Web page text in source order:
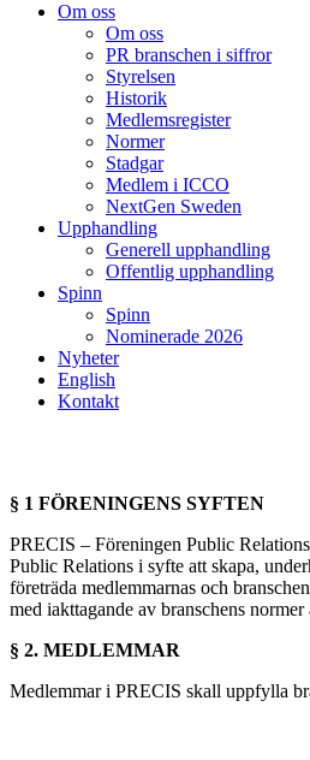
Om oss
Om oss
PR branschen i siffror
Styrelsen
Historik
Medlemsregister
Normer
Stadgar
Medlem i ICCO
NextGen Sweden
Upphandling
Generell upphandling
Offentlig upphandling
Spinn
Spinn
Nominerade 2026
Nyheter
English
Kontakt
§ 1 FÖRENINGENS SYFTEN
PRECIS – Föreningen Public
Public Relations i syfte att skapa,
företräda medlemmarnas och
med iakttagande av branschens
§ 2. MEDLEMMAR
Medlemmar i PRECIS skall uppfylla